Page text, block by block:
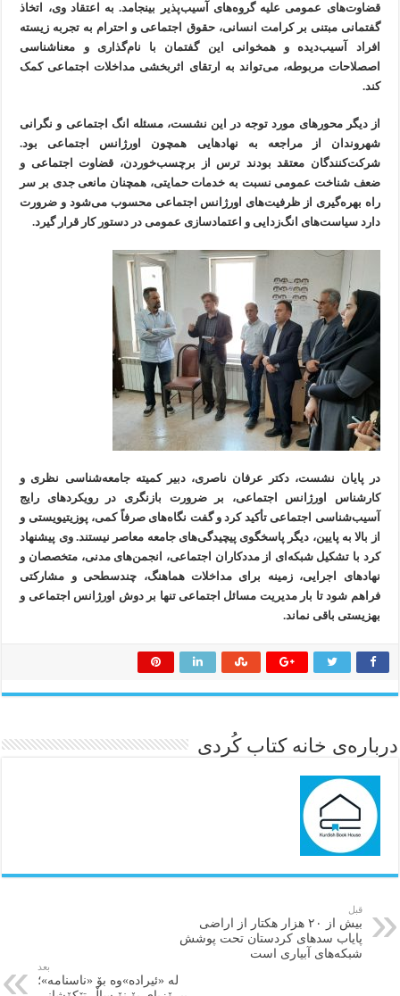
قضاوت‌های عمومی علیه گروه‌های آسیب‌پذیر بینجامد. به اعتقاد وی، اتخاذ
گفتمانی مبتنی بر کرامت انسانی، حقوق اجتماعی و احترام به تجربه زیسته
افراد آسیب‌دیده و همخوانی این گفتمان با نام‌گذاری و معناشناسی
اصصلاحات مربوطه، می‌تواند به ارتقای اثربخشی مداخلات اجتماعی کمک
کند.
از دیگر محورهای مورد توجه در این نشست، مسئله انگ اجتماعی و نگرانی
شهروندان از مراجعه به نهادهایی همچون اورژانس اجتماعی بود.
شرکت‌کنندگان معتقد بودند ترس از برچسب‌خوردن، قضاوت اجتماعی و
ضعف شناخت عمومی نسبت به خدمات حمایتی، همچنان مانعی جدی بر سر
راه بهره‌گیری از ظرفیت‌های اورژانس اجتماعی محسوب می‌شود و ضرورت
دارد سیاست‌های انگ‌زدایی و اعتمادسازی عمومی در دستور کار قرار گیرد.
در پایان نشست، دکتر عرفان ناصری، دبیر کمیته جامعه‌شناسی نظری و
کارشناس اورژانس اجتماعی، بر ضرورت بازنگری در رویکردهای رایج
آسیب‌شناسی اجتماعی تأکید کرد و گفت نگاه‌های صرفاً کمی، پوزیتیویستی و
از بالا به پایین، دیگر پاسخگوی پیچیدگی‌های جامعه معاصر نیستند. وی پیشنهاد
کرد با تشکیل شبکه‌ای از مددکاران اجتماعی، انجمن‌های مدنی، متخصصان و
نهادهای اجرایی، زمینه برای مداخلات هماهنگ، چندسطحی و مشارکتی
فراهم شود تا بار مدیریت مسائل اجتماعی تنها بر دوش اورژانس اجتماعی و
بهزیستی باقی نماند.
درباره‌ی خانه کتاب کُردی
قبل
بیش از ۲۰ هزار هکتار از اراضی
پایاب سدهای کردستان تحت پوشش
شبکه‌های آبیاری است
بعد
لە «ئیرادە»وە بۆ «ناسنامە»؛